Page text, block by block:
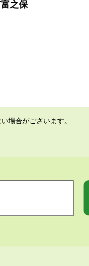
之保
場合がございます。